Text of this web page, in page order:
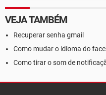
VEJA TAMBÉM
Recuperar senha gmail
Como mudar o idioma do
Como tirar o som de